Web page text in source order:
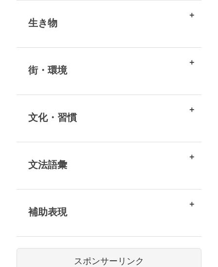
生き物
街・環境
文化・習慣
文法語彙
補助表現
スポンサーリンク